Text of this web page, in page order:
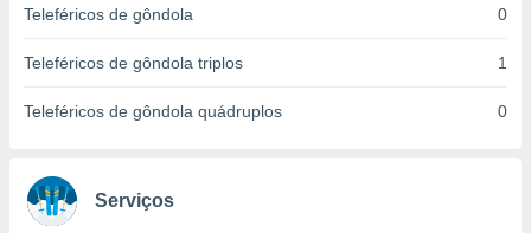
com
qual se
ou opor-
em “
na
Teleféricos de gôndola 0
Teleféricos de gôndola triplos 1
Teleféricos de gôndola quádruplos 0
Serviços